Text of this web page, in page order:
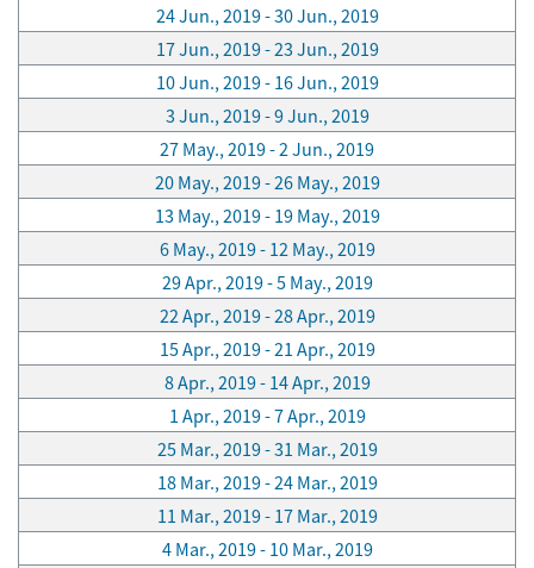
24 Jun., 2019 - 30 Jun., 2019
17 Jun., 2019 - 23 Jun., 2019
10 Jun., 2019 - 16 Jun., 2019
3 Jun., 2019 - 9 Jun., 2019
27 May., 2019 - 2 Jun., 2019
20 May., 2019 - 26 May., 2019
13 May., 2019 - 19 May., 2019
6 May., 2019 - 12 May., 2019
29 Apr., 2019 - 5 May., 2019
22 Apr., 2019 - 28 Apr., 2019
15 Apr., 2019 - 21 Apr., 2019
8 Apr., 2019 - 14 Apr., 2019
1 Apr., 2019 - 7 Apr., 2019
25 Mar., 2019 - 31 Mar., 2019
18 Mar., 2019 - 24 Mar., 2019
11 Mar., 2019 - 17 Mar., 2019
4 Mar., 2019 - 10 Mar., 2019